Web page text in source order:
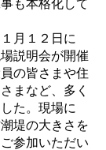
も本格化して
月１２日に
説明会が開催
の皆さまや住
まなど、多く
た。現場に
堤の大きさを
参加いただい